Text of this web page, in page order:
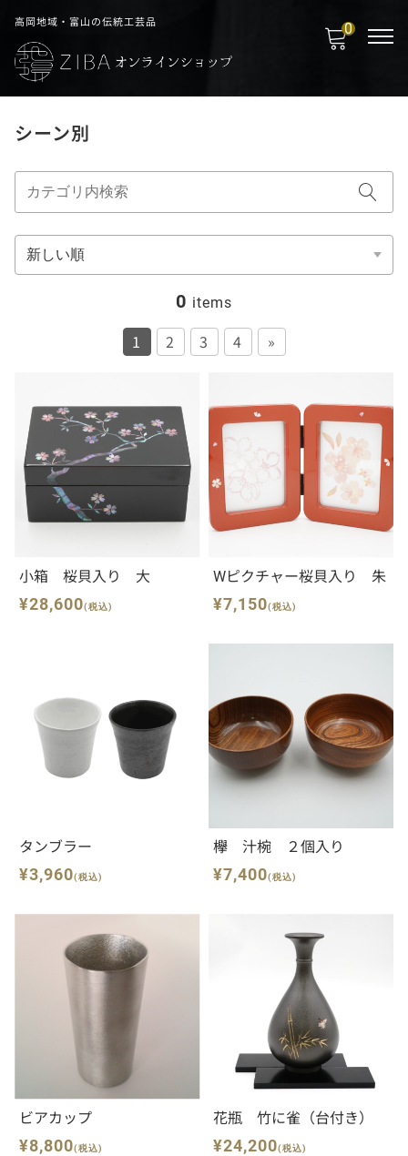
高岡地域・富山の伝統工芸品 0
シーン別
0 items
1 2 3 4 »
小箱 桜貝入り 大
¥28,600(税込)
Wピクチャー桜貝入り 朱
¥7,150(税込)
タンブラー
¥3,960(税込)
欅 汁椀 ２個入り
¥7,400(税込)
ビアカップ
¥8,800(税込)
花瓶 竹に雀（台付き）
¥24,200(税込)